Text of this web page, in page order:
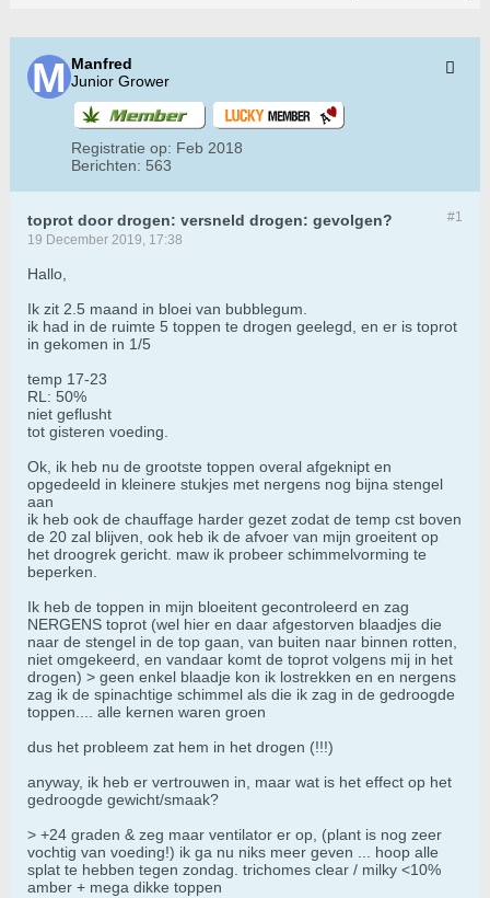
Manfred
Junior Grower
Registratie op: Feb 2018
Berichten: 563
#1
toprot door drogen: versneld drogen: gevolgen?
19 December 2019, 17:38
Hallo,
Ik zit 2.5 maand in bloei van bubblegum.
ik had in de ruimte 5 toppen te drogen geelegd, en er is toprot
in gekomen in 1/5
temp 17-23
RL: 50%
niet geflusht
tot gisteren voeding.
Ok, ik heb nu de grootste toppen overal afgeknipt en
opgedeeld in kleinere stukjes met nergens nog bijna stengel
aan
ik heb ook de chauffage harder gezet zodat de temp cst boven
de 20 zal blijven, ook heb ik de afvoer van mijn groeitent op
het droogrek gericht. maw ik probeer schimmelvorming te
beperken.
Ik heb de toppen in mijn bloeitent gecontroleerd en zag
NERGENS toprot (wel hier en daar afgestorven blaadjes die
naar de stengel in de top gaan, van buiten naar binnen rotten,
niet omgekeerd, en vandaar komt de toprot volgens mij in het
drogen) > geen enkel blaadje kon ik lostrekken en en nergens
zag ik de spinachtige schimmel als die ik zag in de gedroogde
toppen.... alle kernen waren groen
dus het probleem zat hem in het drogen (!!!)
anyway, ik heb er vertrouwen in, maar wat is het effect op het
gedroogde gewicht/smaak?
> +24 graden & zeg maar ventilator er op, (plant is nog zeer
vochtig van voeding!) ik ga nu niks meer geven ... hoop alle
splat te hebben tegen zondag. trichomes clear / milky <10%
amber + mega dikke toppen